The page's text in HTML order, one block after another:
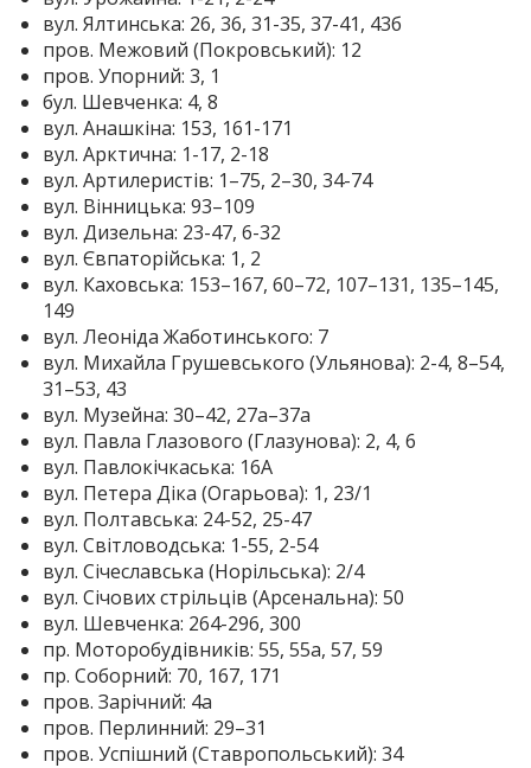
вул. Ялтинська: 26, 36, 31-35, 37-41, 43б
пров. Межовий (Покровський): 12
пров. Упорний: 3, 1
бул. Шевченка: 4, 8
вул. Анашкіна: 153, 161-171
вул. Арктична: 1-17, 2-18
вул. Артилеристів: 1–75, 2–30, 34-74
вул. Вінницька: 93–109
вул. Дизельна: 23-47, 6-32
вул. Євпаторійська: 1, 2
вул. Каховська: 153–167, 60–72, 107–131, 135–145,
149
вул. Леоніда Жаботинського: 7
вул. Михайла Грушевського (Ульянова): 2-4, 8–54,
31–53, 43
вул. Музейна: 30–42, 27а–37а
вул. Павла Глазового (Глазунова): 2, 4, 6
вул. Павлокічкаська: 16А
вул. Петера Діка (Огарьова): 1, 23/1
вул. Полтавська: 24-52, 25-47
вул. Світловодська: 1-55, 2-54
вул. Січеславська (Норільська): 2/4
вул. Січових стрільців (Арсенальна): 50
вул. Шевченка: 264-296, 300
пр. Моторобудівників: 55, 55а, 57, 59
пр. Соборний: 70, 167, 171
пров. Зарічний: 4а
пров. Перлинний: 29–31
пров. Успішний (Ставропольський): 34